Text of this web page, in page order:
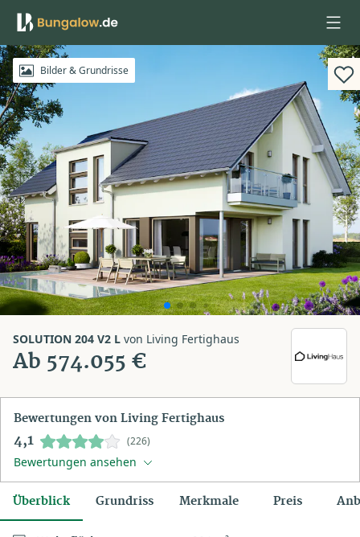
Anmelden
Bilder & Grundrisse
SOLUTION 204 V2 L von Living Fertighaus
Ab 574.055 €
Bewertungen von Living Fertighaus
4,1 (226)
Bewertungen ansehen
Überblick Grundriss Merkmale Preis